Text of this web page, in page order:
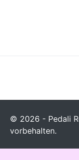
© 2026 - Pedali
vorbehalten.